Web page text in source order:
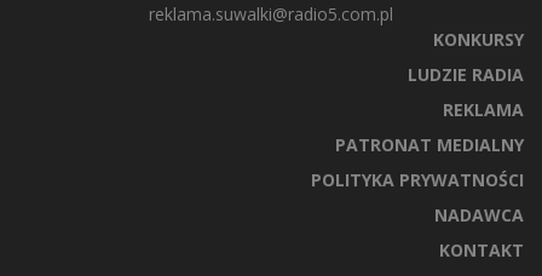
reklama.suwalki@radio5.com.pl
KONKURSY
LUDZIE RADIA
REKLAMA
PATRONAT MEDIALNY
POLITYKA PRYWATNOŚCI
NADAWCA
KONTAKT